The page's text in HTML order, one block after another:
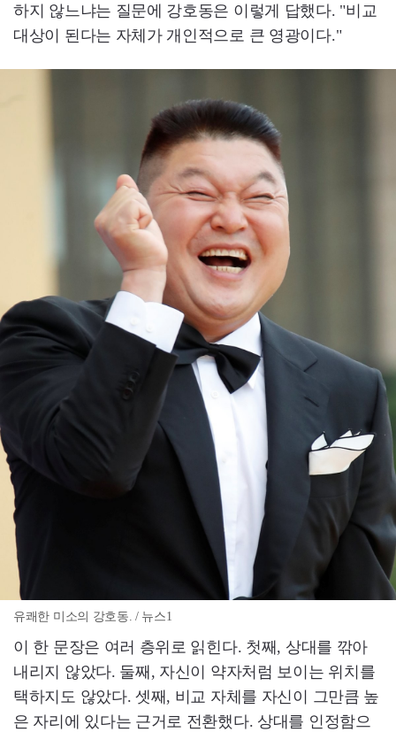
하지 않느냐는 질문에 강호동은 이렇게 답했다. "비교
대상이 된다는 자체가 개인적으로 큰 영광이다."
유쾌한 미소의 강호동. / 뉴스1
이 한 문장은 여러 층위로 읽힌다. 첫째, 상대를 깎아
내리지 않았다. 둘째, 자신이 약자처럼 보이는 위치를
택하지도 않았다. 셋째, 비교 자체를 자신이 그만큼 높
은 자리에 있다는 근거로 전환했다. 상대를 인정함으